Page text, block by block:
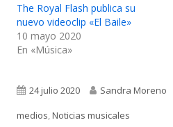
The Royal Flash publica su
nuevo videoclip «El Baile»
10 mayo 2020
En «Música»
Publicado
el
24 julio 2020 Autor
Sandra Moreno
medios,Noticias musicales